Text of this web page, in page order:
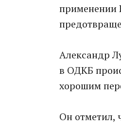
применении
Александр
в ОДКБ
хорошим
Он отметил,